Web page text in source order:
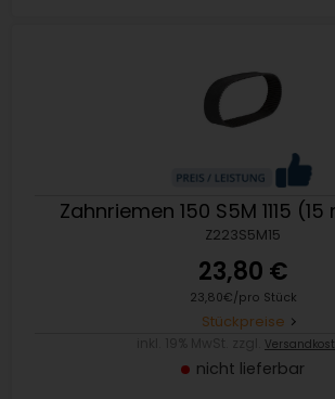
Zahnriemen 150 S5M 1115
Z223S5M15
23,80 €
23,80€/pro Stück
Stückpreise
nicht lieferbar